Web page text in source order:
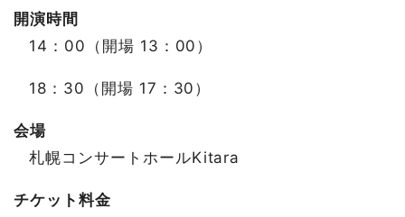
開演時間
14：00（開場 13：00）
18：30（開場 17：30）
会場
札幌コンサートホールKitara
チケット料金